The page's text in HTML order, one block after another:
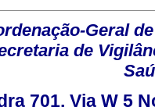
Geral
de
701, Via W 5